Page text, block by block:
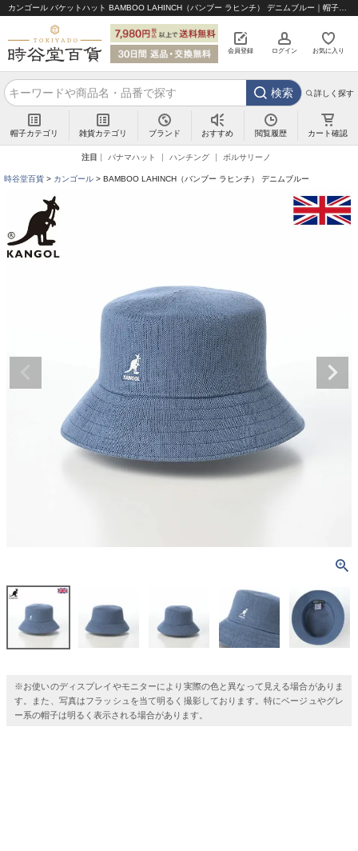
会員登録 ログイン お気に入り
検索 詳しく探す
帽子カテゴリ 雑貨カテゴリ ブランド おすすめ 閲覧履歴 カート確認
注目 パナマハット ハンチング ボルサリーノ
時谷堂百貨 カンゴール BAMBOO LAHINCH（バンブー ラヒンチ） デニムブルー
※お使いのディスプレイやモニターにより実際の色と異なって見える場合がありま
す。また、写真はフラッシュを当て明るく撮影しております。特にベージュやグレ
ー系の帽子は明るく表示される場合があります。